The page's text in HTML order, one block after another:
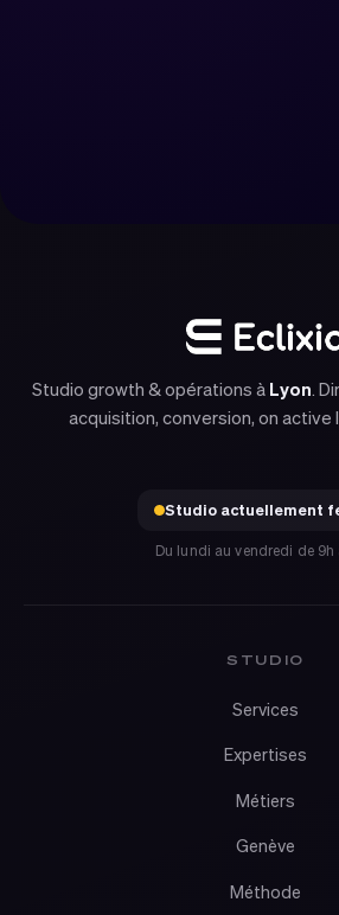
Studio growth & opérations à Lyon.
acquisition, conversion, on active
Studio actuellement
Du lundi au vendredi de 9h
STUDIO
Services
Expertises
Métiers
Genève
Méthode